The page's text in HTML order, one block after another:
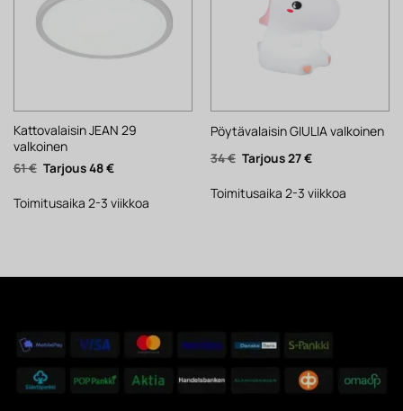
Kattovalaisin JEAN 29
valkoinen
61€ Alkuperäinen
hinta
61 €.
48€Nykyinen
48 €.
Toimitusaika 2-3 viikkoa
Pöytävalaisin GIULIA valkoinen
34€ Alkuperäinen
hinta
34 €.
27€Nykyinen
27 €.
Toimitusaika 2-3 viikkoa